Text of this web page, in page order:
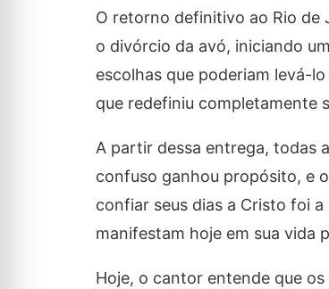
O retorno definitivo ao Rio de
o divórcio da avó, iniciando
escolhas que poderiam levá-
que redefiniu completamente
A partir dessa entrega, todas
confuso ganhou propósito, e
confiar seus dias a Cristo foi
manifestam hoje em sua vida
Hoje, o cantor entende que